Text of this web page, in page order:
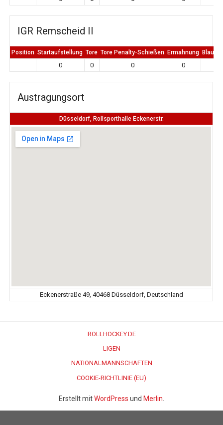
IGR Remscheid II
Position Startaufstellung Tore Tore Penalty-Schießen Ermahnung Blaue
0 0 0 0
Austragungsort
Düsseldorf, Rollsporthalle Eckenerstr.
Eckenerstraße 49, 40468 Düsseldorf, Deutschland
ROLLHOCKEY.DE
LIGEN
NATIONALMANNSCHAFTEN
COOKIE-RICHTLINIE (EU)
Erstellt mitWordPress und Merlin